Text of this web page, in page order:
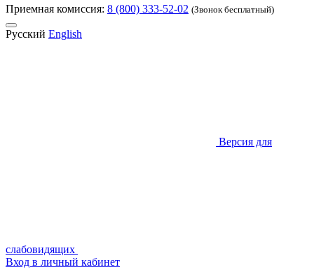
Приемная комиссия: 8 (800) 333-52-02 (Звонок бесплатный)
Русский English
Версия для
слабовидящих
Вход в личный кабинет